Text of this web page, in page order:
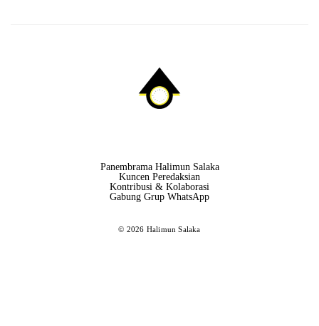
Panembrama Halimun Salaka
Kuncen Peredaksian
Kontribusi & Kolaborasi
Gabung Grup WhatsApp
© 2026 Halimun Salaka